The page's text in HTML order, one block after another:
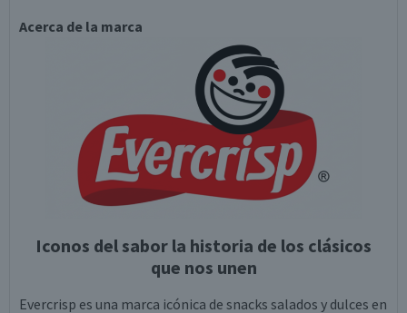
Acerca de la marca
Iconos del sabor la historia de los clásicos
que nos unen
Evercrisp es una marca icónica de snacks salados y dulces en